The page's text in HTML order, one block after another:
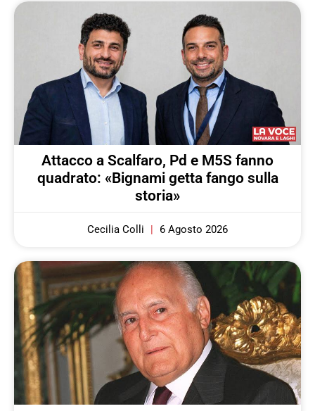
Attacco a Scalfaro, Pd e M5S fanno
quadrato: «Bignami getta fango sulla
storia»
Cecilia Colli 6 Agosto 2026